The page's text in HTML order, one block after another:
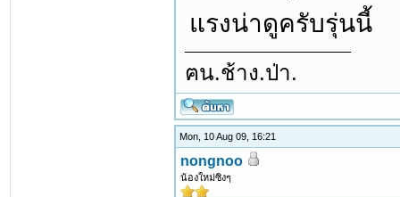
แรงน่าดูครับรุ่นนี้
ฅน.ช้าง.ป่า.
Mon, 10 Aug 09, 16:21
nongnoo
น้องใหม่ซิงๆ